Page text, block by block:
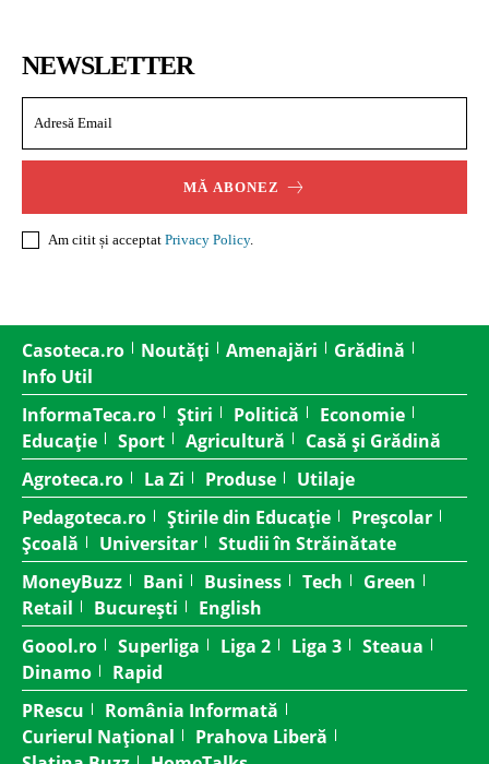
NEWSLETTER
MĂ ABONEZ
Am citit și acceptat Privacy Policy.
Casoteca.ro Noutăți Amenajări
Grădină
Info Util
InformaTeca.ro
Știri Politică
Economie
Educație
Sport Agricultură
Casă și Grădină
Agroteca.ro
La Zi Produse
Utilaje
Pedagoteca.ro
Știrile din Educație
Preșcolar
Școală
Universitar
Studii în Străinătate
MoneyBuzz
Bani Business Tech
Green
Retail
București
English
Goool.ro
Superliga Liga 2 Liga 3
Steaua
Dinamo
Rapid
PRescu
România Informată
Curierul Național
Prahova Liberă